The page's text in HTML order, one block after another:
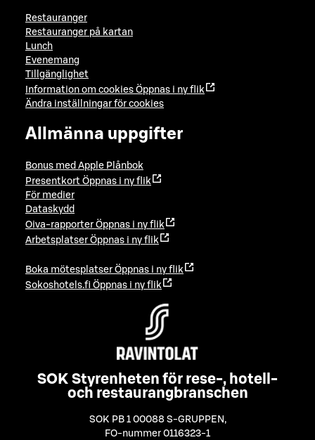
Restauranger
Restauranger på kartan
Lunch
Evenemang
Tillgänglighet
Information om cookies Öppnas i ny flik
Ändra inställningar för cookies
Allmänna uppgifter
Bonus med Apple Plånbok
Presentkort Öppnas i ny flik
För medier
Dataskydd
Oiva-rapporter Öppnas i ny flik
Arbetsplatser Öppnas i ny flik
Boka mötesplatser Öppnas i ny flik
Sokoshotels.fi Öppnas i ny flik
SOK Styrenheten för rese-, hotell-
och restaurangbranschen
SOK PB 1 00088 S-GRUPPEN ,
FO-nummer 0116323-1